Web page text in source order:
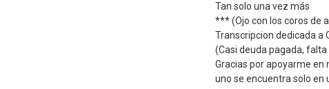
Tan solo una vez más
*** (Ojo con los coros de
Transcripcion dedicada a
(Casi deuda pagada, falta
Gracias por apoyarme en
uno se encuentra solo en